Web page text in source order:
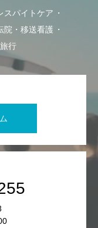
スパイトケア
院・移送看護
行